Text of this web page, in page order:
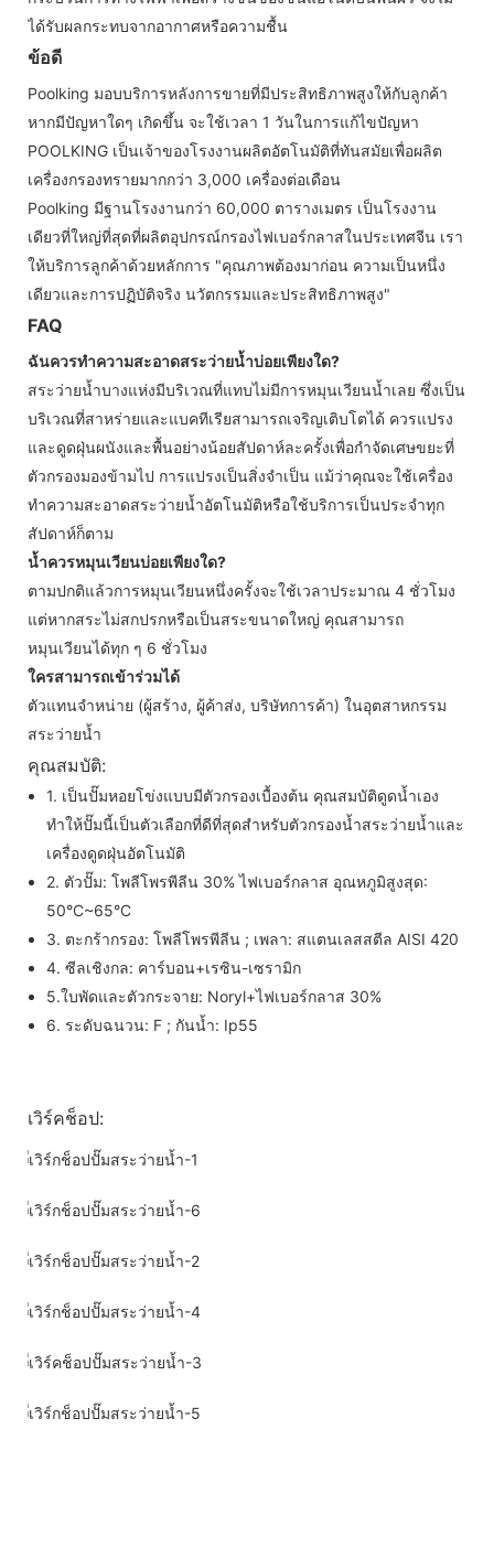
ได้รับผลกระทบจากอากาศหรือความชื้น
ข้อดี
Poolking มอบบริการหลังการขายที่มีประสิทธิภาพสูงให้กับลูกค้า
หากมีปัญหาใดๆ เกิดขึ้น จะใช้เวลา 1 วันในการแก้ไขปัญหา
POOLKING เป็นเจ้าของโรงงานผลิตอัตโนมัติที่ทันสมัยเพื่อผลิต
เครื่องกรองทรายมากกว่า 3,000 เครื่องต่อเดือน
Poolking มีฐานโรงงานกว่า 60,000 ตารางเมตร เป็นโรงงาน
เดียวที่ใหญ่ที่สุดที่ผลิตอุปกรณ์กรองไฟเบอร์กลาสในประเทศจีน เรา
ให้บริการลูกค้าด้วยหลักการ "คุณภาพต้องมาก่อน ความเป็นหนึ่ง
เดียวและการปฏิบัติจริง นวัตกรรมและประสิทธิภาพสูง"
FAQ
ฉันควรทำความสะอาดสระว่ายน้ำบ่อยเพียงใด?
สระว่ายน้ำบางแห่งมีบริเวณที่แทบไม่มีการหมุนเวียนน้ำเลย ซึ่งเป็น
บริเวณที่สาหร่ายและแบคทีเรียสามารถเจริญเติบโตได้ ควรแปรง
และดูดฝุ่นผนังและพื้นอย่างน้อยสัปดาห์ละครั้งเพื่อกำจัดเศษขยะที่
ตัวกรองมองข้ามไป การแปรงเป็นสิ่งจำเป็น แม้ว่าคุณจะใช้เครื่อง
ทำความสะอาดสระว่ายน้ำอัตโนมัติหรือใช้บริการเป็นประจำทุก
สัปดาห์ก็ตาม
น้ำควรหมุนเวียนบ่อยเพียงใด?
ตามปกติแล้วการหมุนเวียนหนึ่งครั้งจะใช้เวลาประมาณ 4 ชั่วโมง
แต่หากสระไม่สกปรกหรือเป็นสระขนาดใหญ่ คุณสามารถ
หมุนเวียนได้ทุก ๆ 6 ชั่วโมง
ใครสามารถเข้าร่วมได้
ตัวแทนจำหน่าย (ผู้สร้าง, ผู้ค้าส่ง, บริษัทการค้า) ในอุตสาหกรรม
สระว่ายน้ำ
คุณสมบัติ:
1. เป็นปั๊มหอยโข่งแบบมีตัวกรองเบื้องต้น คุณสมบัติดูดน้ำเอง
ทำให้ปั๊มนี้เป็นตัวเลือกที่ดีที่สุดสำหรับตัวกรองน้ำสระว่ายน้ำและ
เครื่องดูดฝุ่นอัตโนมัติ
2. ตัวปั๊ม: โพลีโพรพีลีน 30% ไฟเบอร์กลาส อุณหภูมิสูงสุด:
50°C~65°C
3. ตะกร้ากรอง: โพลีโพรพีลีน ; เพลา: สแตนเลสสตีล AISI 420
4. ซีลเชิงกล: คาร์บอน+เรซิน-เซรามิก
5.ใบพัดและตัวกระจาย: Noryl+ไฟเบอร์กลาส 30%
6. ระดับฉนวน: F ; กันน้ำ: Ip55
เวิร์คช็อป: